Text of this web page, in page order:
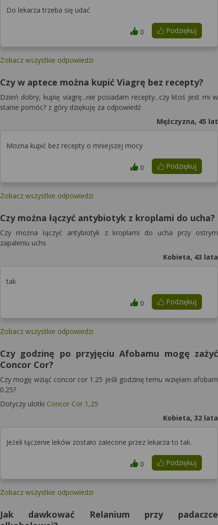
Do lekarza trzeba się udać
Podziękuj
0
Zobacz wszystkie odpowiedzi
Czy w aptece można kupić Viagrę bez recepty?
Dzień dobry, kupię viagrę...nie posiadam recepty...czy ktoś jest mi w
stanie pomóc? z góry dziękuję za odpowiedź
Mężczyzna, 45 lat
Można kupić bez recepty o mniejszej mocy
Podziękuj
0
Zobacz wszystkie odpowiedzi
Czy można łączyć antybiotyk z kroplami do ucha?
Czy można łączyć antybiotyk z kroplami do ucha przy ostrym
zapaleniu uchs
Kobieta, 43 lata
tak
Podziękuj
0
Zobacz wszystkie odpowiedzi
Czy godzinę po przyjęciu Afobamu mogę zażyć
Concor Cor?
Czy mogę wziąć concor cor 1.25 jeśli godzinę temu wzięłam afobam
0.25?
Dotyczy ulotki Concor Cor 1,25
Kobieta, 32 lata
Jeżeli łączenie leków zostało zalecone przez lekarza to tak.
Podziękuj
0
Zobacz wszystkie odpowiedzi
Jak dawkować Relanium przy padaczce